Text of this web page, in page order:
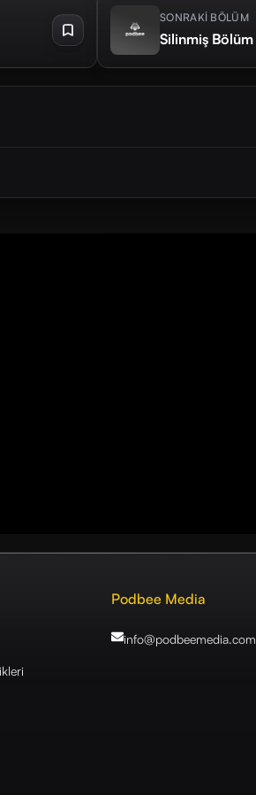
SONRAKİ BÖLÜM
Silinmiş Bölüm
Podbee Media
info@podbeemedia.com